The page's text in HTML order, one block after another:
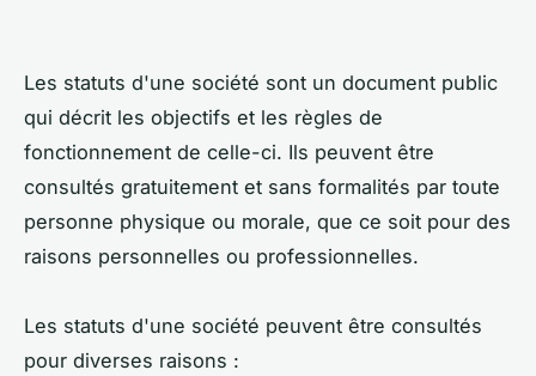
Les statuts d'une société sont un document public
qui décrit les objectifs et les règles de
fonctionnement de celle-ci. Ils peuvent être
consultés gratuitement et sans formalités par toute
personne physique ou morale, que ce soit pour des
raisons personnelles ou professionnelles.
Les statuts d'une société peuvent être consultés
pour diverses raisons :